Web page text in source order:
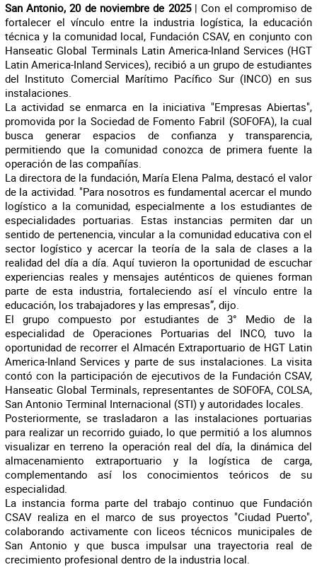
San Antonio, 20 de noviembre de 2025| Con el compromiso de
fortalecer el vínculo entre la industria logística, la educación
técnica y la comunidad local, Fundación CSAV, en conjunto con
Hanseatic Global Terminals Latin America-Inland Services (HGT
Latin America-Inland Services), recibió a un grupo de estudiantes
del Instituto Comercial Marítimo Pacífico Sur (INCO) en sus
instalaciones.
La actividad se enmarca en la iniciativa "Empresas Abiertas",
promovida por la Sociedad de Fomento Fabril (SOFOFA), la cual
busca generar espacios de confianza y transparencia,
permitiendo que la comunidad conozca de primera fuente la
operación de las compañías.
La directora de la fundación, María Elena Palma, destacó el valor
de la actividad. "Para nosotros es fundamental acercar el mundo
logístico a la comunidad, especialmente a los estudiantes de
especialidades portuarias. Estas instancias permiten dar un
sentido de pertenencia, vincular a la comunidad educativa con el
sector logístico y acercar la teoría de la sala de clases a la
realidad del día a día. Aquí tuvieron la oportunidad de escuchar
experiencias reales y mensajes auténticos de quienes forman
parte de esta industria, fortaleciendo así el vínculo entre la
educación, los trabajadores y las empresas”, dijo.
El grupo compuesto por estudiantes de 3° Medio de la
especialidad de Operaciones Portuarias del INCO, tuvo la
oportunidad de recorrer el Almacén Extraportuario de HGT Latin
America-Inland Services y parte de sus instalaciones. La visita
contó con la participación de ejecutivos de la Fundación CSAV,
Hanseatic Global Terminals, representantes de SOFOFA, COLSA,
San Antonio Terminal Internacional (STI) y autoridades locales.
Posteriormente, se trasladaron a las instalaciones portuarias
para realizar un recorrido guiado, lo que permitió a los alumnos
visualizar en terreno la operación real del día, la dinámica del
almacenamiento extraportuario y la logística de carga,
complementando así los conocimientos teóricos de su
especialidad.
La instancia forma parte del trabajo continuo que Fundación
CSAV realiza en el marco de sus proyectos "Ciudad Puerto",
colaborando activamente con liceos técnicos municipales de
San Antonio y que busca impulsar una trayectoria real de
crecimiento profesional dentro de la industria local.